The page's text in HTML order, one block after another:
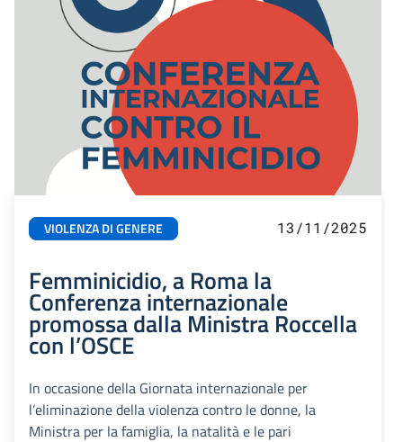
VIOLENZA DI GENERE 13/11/2025
Femminicidio, a Roma la
Conferenza internazionale
promossa dalla Ministra Roccella
con l’OSCE
In occasione della Giornata internazionale per
l’eliminazione della violenza contro le donne, la
Ministra per la famiglia, la natalità e le pari